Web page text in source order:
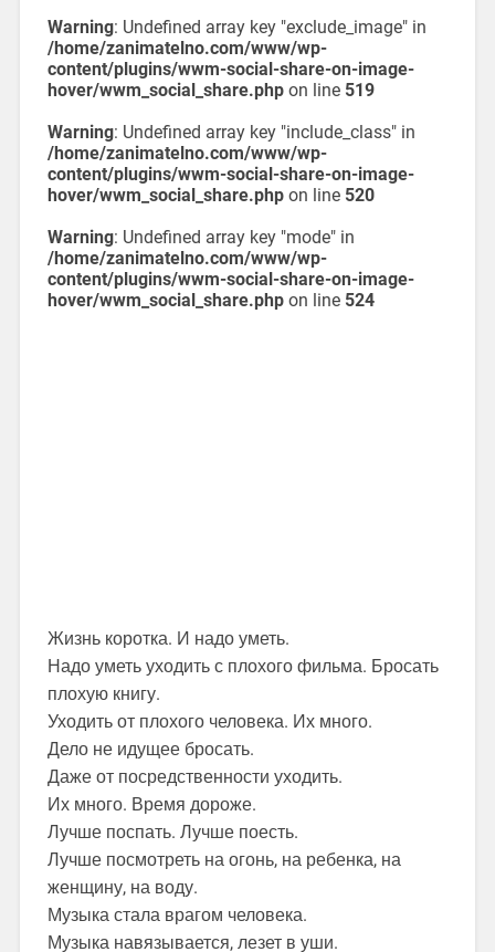
Warning: Undefined array key "exclude_image" in
/home/zanimatelno.com/www/wp-
content/plugins/wwm-social-share-on-image-
hover/wwm_social_share.phpon line 519
Warning: Undefined array key "include_class" in
/home/zanimatelno.com/www/wp-
content/plugins/wwm-social-share-on-image-
hover/wwm_social_share.phpon line 520
Warning: Undefined array key "mode" in
/home/zanimatelno.com/www/wp-
content/plugins/wwm-social-share-on-image-
hover/wwm_social_share.phpon line 524
Жизнь коротка. И надо уметь.
Надо уметь уходить с плохого фильма. Бросать
плохую книгу.
Уходить от плохого человека. Их много.
Дело не идущее бросать.
Даже от посредственности уходить.
Их много. Время дороже.
Лучше поспать. Лучше поесть.
Лучше посмотреть на огонь, на ребенка, на
женщину, на воду.
Музыка стала врагом человека.
Музыка навязывается, лезет в уши.